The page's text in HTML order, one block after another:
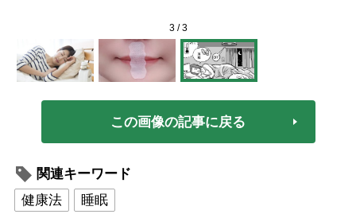
3/3
この画像の記事に戻る
関連キーワード
健康法
睡眠